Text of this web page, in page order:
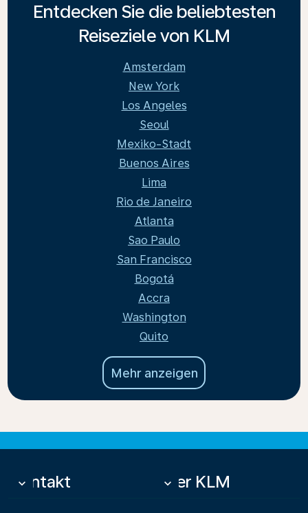
Entdecken Sie die beliebtesten
Reiseziele von KLM
Amsterdam
New York
Los Angeles
Seoul
Mexiko-Stadt
Buenos Aires
Lima
Rio de Janeiro
Atlanta
Sao Paulo
San Francisco
Bogotá
Accra
Washington
Quito
Mehr anzeigen
Kontakt
keyboard_arrow_down Über KLM
keyboard_arrow_down